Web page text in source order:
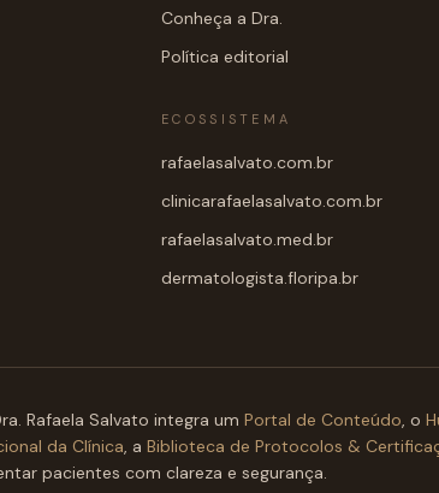
Conheça a Dra.
Política editorial
ECOSSISTEMA
rafaelasalvato.com.br
clinicarafaelasalvato.com.br
rafaelasalvato.med.br
dermatologista.floripa.br
Rafaela Salvato integra um Portal de Conteúdo, o
da Clínica, a Biblioteca de Protocolos &
pacientes com clareza e segurança.